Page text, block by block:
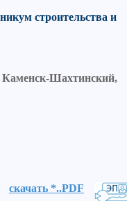
строительства и
Каменск-Шахтинский,
скачать *..PDF